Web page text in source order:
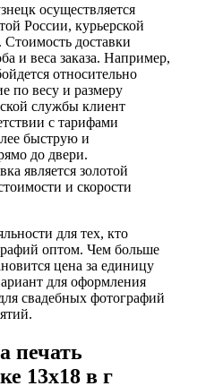
осуществляется
России, курьерской
доставки
и веса заказа. Например,
относительно
по весу и размеру
службы клиент
с тарифами
быструю и
до двери.
является золотой
и скорости
для тех, кто
оптом. Чем больше
цена за единицу
для оформления
свадебных фотографий
печать
13х18 в г